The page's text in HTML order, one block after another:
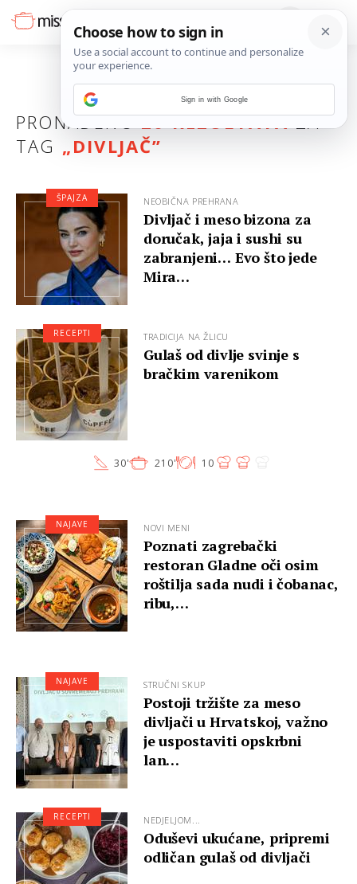
PRONAĐENO20 REZULTATAZA
TAG „DIVLJAČ”
NEOBIČNA PREHRANA
Divljač i meso bizona za
doručak, jaja i sushi su
zabranjeni… Evo što jede
Mira…
ŠPAJZA
TRADICIJA NA ŽLICU
Gulaš od divlje svinje s
bračkim varenikom
30' 210' 10
RECEPTI
NOVI MENI
Poznati zagrebački
restoran Gladne oči osim
roštilja sada nudi i čobanac,
ribu,…
NAJAVE
STRUČNI SKUP
Postoji tržište za meso
divljači u Hrvatskoj, važno
je uspostaviti opskrbni
lan…
NAJAVE
NEDJELJOM...
Oduševi ukućane, pripremi
odličan gulaš od divljači
RECEPTI
Sign in with Google